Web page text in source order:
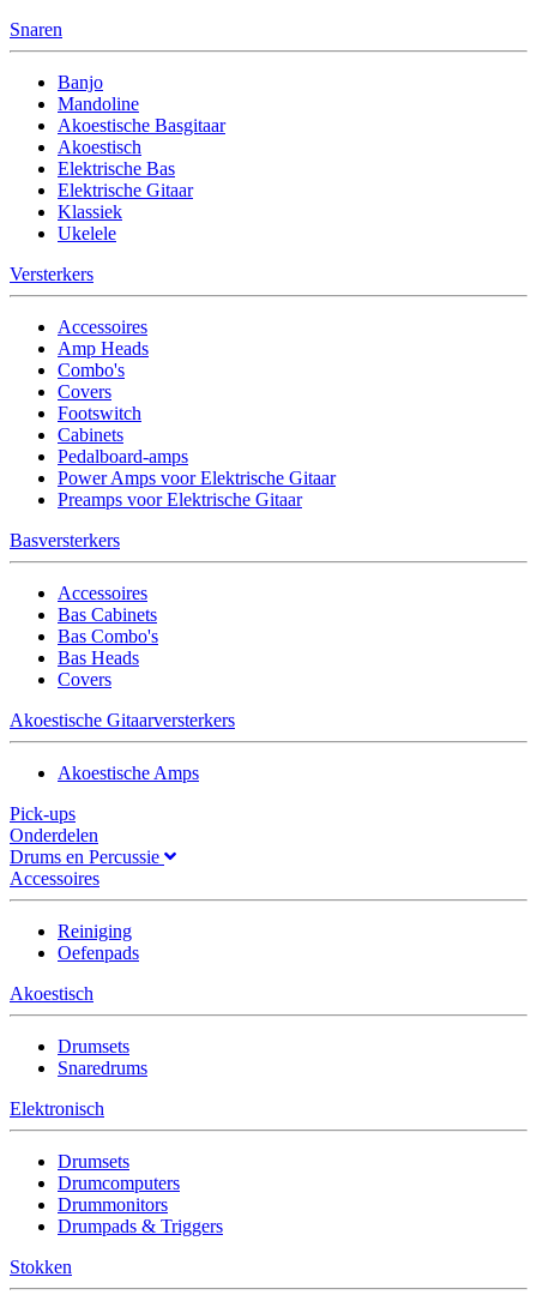
Snaren
Banjo
Mandoline
Akoestische Basgitaar
Akoestisch
Elektrische Bas
Elektrische Gitaar
Klassiek
Ukelele
Versterkers
Accessoires
Amp Heads
Combo's
Covers
Footswitch
Cabinets
Pedalboard-amps
Power Amps voor Elektrische Gitaar
Preamps voor Elektrische Gitaar
Basversterkers
Accessoires
Bas Cabinets
Bas Combo's
Bas Heads
Covers
Akoestische Gitaarversterkers
Akoestische Amps
Pick-ups
Onderdelen
Drums en Percussie
Accessoires
Reiniging
Oefenpads
Akoestisch
Drumsets
Snaredrums
Elektronisch
Drumsets
Drumcomputers
Drummonitors
Drumpads & Triggers
Stokken